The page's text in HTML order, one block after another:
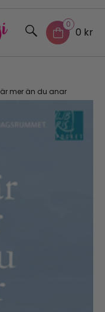
0
0 kr
mer än du anar